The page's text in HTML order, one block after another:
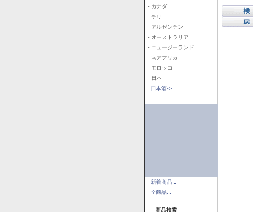
- カナダ
- チリ
- アルゼンチン
- オーストラリア
- ニュージーランド
- 南アフリカ
- モロッコ
- 日本
日本酒->
新着商品...
全商品...
商品検索